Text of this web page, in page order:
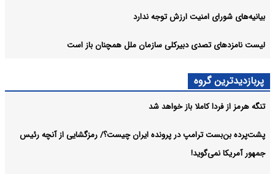
بیانیه‌های شورای امنیت ارزش توجه ندارد
لیست نامزدهای تصدی دبیرکلی سازمان ملل همچنان باز است
پربازدیدترین گروه
تنگه هرمز از فردا کاملا باز خواهد شد
پشت‌پرده بن‌بست ترامپ در پرونده ایران چیست؟/ رمزگشایی از آنچه رئیس
جمهور آمریکا نمی‌گوید!